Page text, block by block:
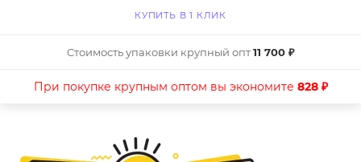
КУПИТЬ В 1 КЛИК
Стоимость упаковки крупный опт11 700 ₽
При покупке крупным оптом вы экономите 828 ₽